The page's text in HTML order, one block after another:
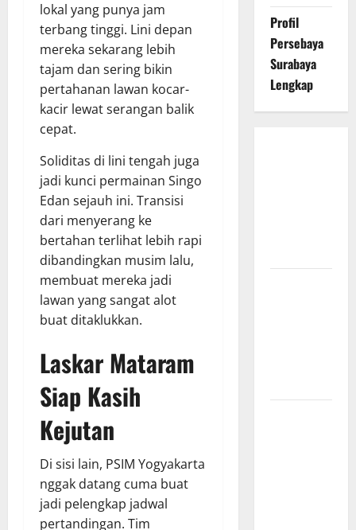
lokal yang punya jam
terbang tinggi. Lini depan
mereka sekarang lebih
tajam dan sering bikin
pertahanan lawan kocar-
kacir lewat serangan balik
cepat.
Soliditas di lini tengah juga
jadi kunci permainan Singo
Edan sejauh ini. Transisi
dari menyerang ke
bertahan terlihat lebih rapi
dibandingkan musim lalu,
membuat mereka jadi
lawan yang sangat alot
buat ditaklukkan.
Laskar Mataram
Siap Kasih
Kejutan
Di sisi lain, PSIM Yogyakarta
nggak datang cuma buat
jadi pelengkap jadwal
pertandingan. Tim
Profil
Persebaya
Surabaya
Lengkap